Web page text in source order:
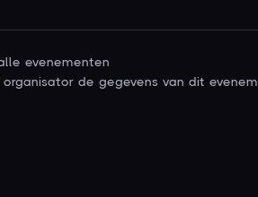
evenementen
de gegevens van dit